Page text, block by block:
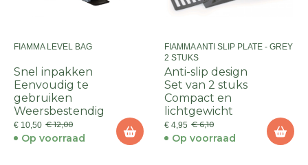
FIAMMA LEVEL BAG
Snel inpakken
Eenvoudig te
gebruiken
Weersbestendig
€ 10,50 € 12,00
Op voorraad
FIAMMA ANTI SLIP PLATE - GREY
2 STUKS
Anti-slip design
Set van 2 stuks
Compact en
lichtgewicht
€ 4,95 € 6,10
Op voorraad